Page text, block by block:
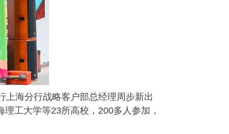
上海分行战略客户部总经理周步新出
理工大学等23所高校， 200多人参加，